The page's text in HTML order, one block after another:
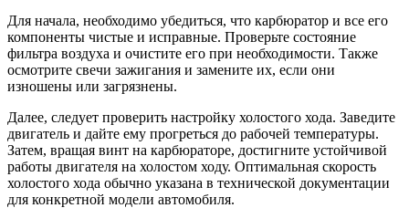
Для начала, необходимо убедиться, что карбюратор и все его
компоненты чистые и исправные. Проверьте состояние
фильтра воздуха и очистите его при необходимости. Также
осмотрите свечи зажигания и замените их, если они
изношены или загрязнены.
Далее, следует проверить настройку холостого хода. Заведите
двигатель и дайте ему прогреться до рабочей температуры.
Затем, вращая винт на карбюраторе, достигните устойчивой
работы двигателя на холостом ходу. Оптимальная скорость
холостого хода обычно указана в технической документации
для конкретной модели автомобиля.